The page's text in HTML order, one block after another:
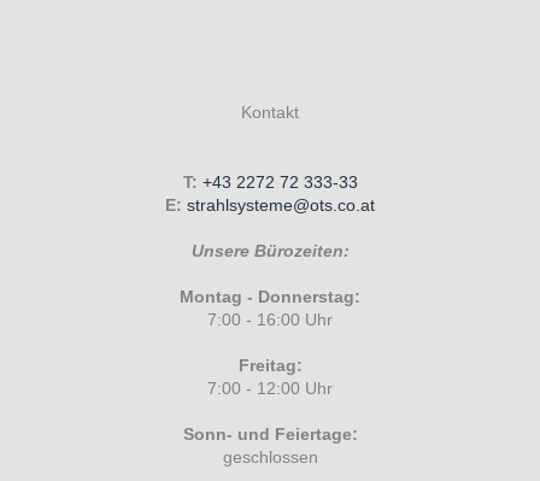
Kontakt
T: +43 2272 72 333-33
E: strahlsysteme@ots.co.at
Unsere Bürozeiten:
Montag - Donnerstag:
7:00 - 16:00 Uhr
Freitag:
7:00 - 12:00 Uhr
Sonn- und Feiertage:
geschlossen